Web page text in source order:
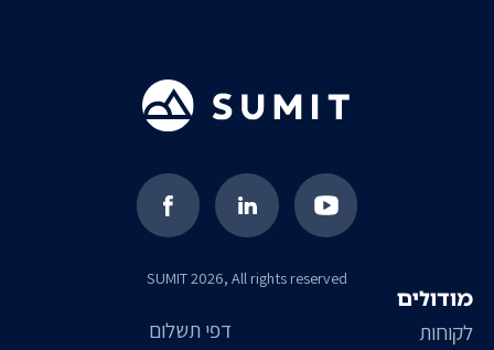
SUMIT 2026, All rights reserved
דפי תשלום
מודולים
לקוחות